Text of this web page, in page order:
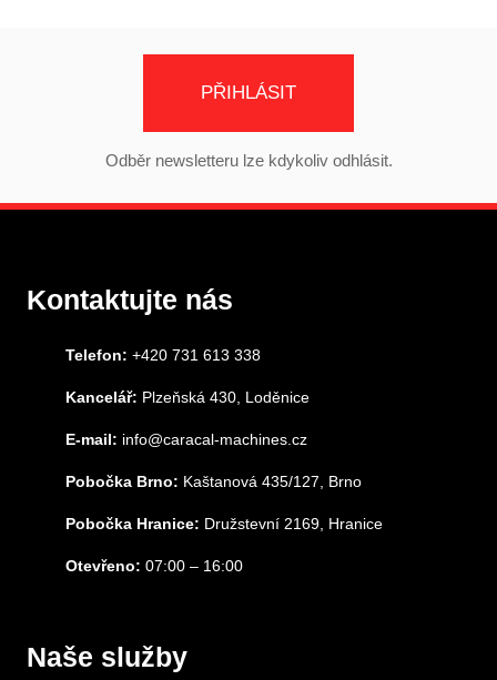
PŘIHLÁSIT
Odběr newsletteru lze kdykoliv odhlásit.
Kontaktujte nás
Telefon: +420 731 613 338
Kancelář: Plzeňská 430, Loděnice
E-mail: info@caracal-machines.cz
Pobočka Brno: Kaštanová 435/127, Brno
Pobočka Hranice: Družstevní 2169, Hranice
Otevřeno: 07:00 – 16:00
Naše služby